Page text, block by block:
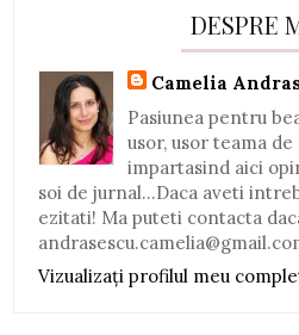
DESPRE
Camelia
Pasiunea pentru
usor, usor teama
impartasind aici
soi de jurnal...Daca aveti
ezitati! Ma puteti contacta
Vizualizați profilul meu